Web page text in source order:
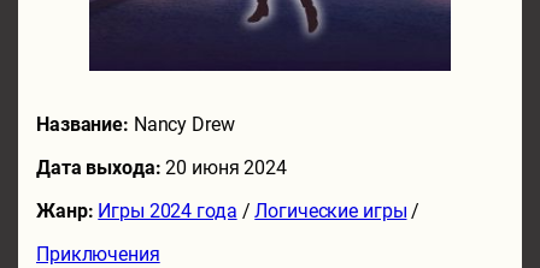
Название: Nancy Drew
Дата выхода:20 июня 2024
Жанр: Игры 2024 года /Логические игры /
Приключения